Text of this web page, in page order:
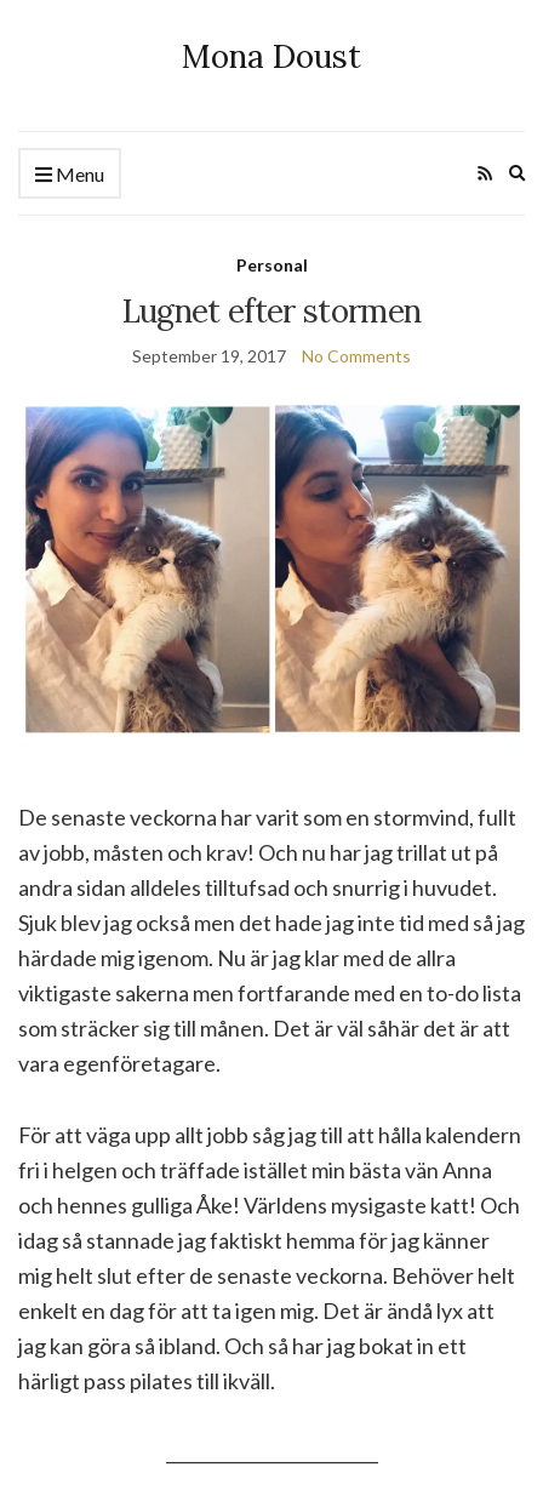
Mona Doust
Menu
Personal
Lugnet efter stormen
September 19, 2017 No Comments
De senaste veckorna har varit som en stormvind, fullt
av jobb, måsten och krav! Och nu har jag trillat ut på
andra sidan alldeles tilltufsad och snurrig i huvudet.
Sjuk blev jag också men det hade jag inte tid med så jag
härdade mig igenom. Nu är jag klar med de allra
viktigaste sakerna men fortfarande med en to-do lista
som sträcker sig till månen. Det är väl såhär det är att
vara egenföretagare.
För att väga upp allt jobb såg jag till att hålla kalendern
fri i helgen och träffade istället min bästa vän Anna
och hennes gulliga Åke! Världens mysigaste katt! Och
idag så stannade jag faktiskt hemma för jag känner
mig helt slut efter de senaste veckorna. Behöver helt
enkelt en dag för att ta igen mig. Det är ändå lyx att
jag kan göra så ibland. Och så har jag bokat in ett
härligt pass pilates till ikväll.